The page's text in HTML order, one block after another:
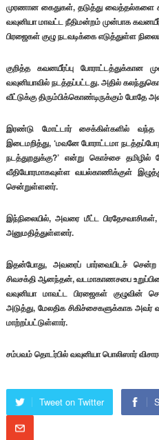
முரணான கைதுகள், தடுத்து வைத்தல்களை
வவுனியா மாவட்ட நீதிமன்றம் முன்பாக
பிரஜைகள் குழு நடவடிக்கை எடுத்துள்ள
குறித்த கவனயீர்ப்பு போராட்டத்துக்கான
வவுனியாவில் நடத்தப்பட்டது. அதில்
வீட்டுக்கு திரும்பிக்கொண்டிருக்கும் போதே
இரண்டு மோட்டார் சைக்கிள்களில் வந்த
இடைமறித்து, ‘மவனே போராட்டமா
நடத்துறதுக்கு?’ என்று கொச்சை
வீதியோரமாகவுள்ள வயல்காணிக்குள்
சென்றுள்ளனர்.
இந்நிலையில், அவரை மீட்ட
அனுமதித்துள்ளனர்.
இதன்போது, அவரைப் பார்வையிடச் சென்ற
சிவசக்தி ஆனந்தன், வடமாகாணசபை
வவுனியா மாவட்ட பிரஜைகள் குழுவின்
அடுத்து, மேலதிக சிகிச்சைகளுக்காக
மாற்றப்பட்டுள்ளார்.
சம்பவம் தொடர்பில் வவுனியா பொலிஸார்
Tweet on Twitter